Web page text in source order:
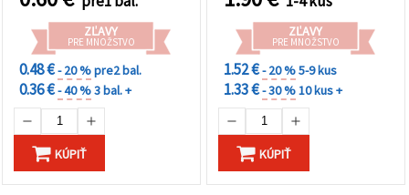
ZĽAVY
PRE MNOŽSTVO
0.48 €- 20 %pre2 bal.
0.36 €- 40 %3 bal. +
KÚPIŤ
ZĽAVY
PRE MNOŽSTVO
1.52 €- 20 %5-9 kus
1.33 €- 30 %10 kus +
KÚPIŤ